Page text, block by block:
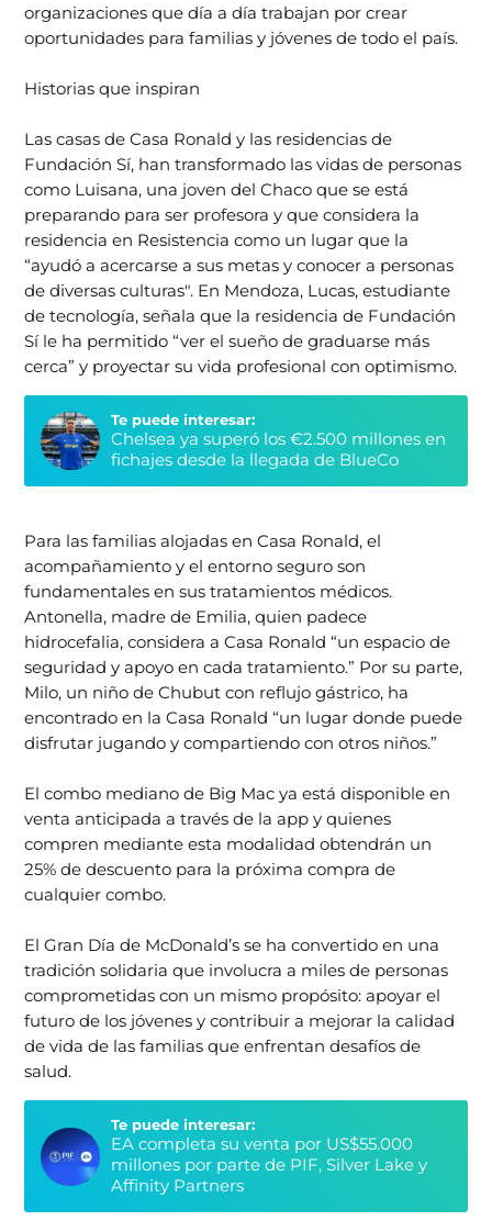
organizaciones que día a día trabajan por crear
oportunidades para familias y jóvenes de todo el país.
Historias que inspiran
Las casas de Casa Ronald y las residencias de
Fundación Sí, han transformado las vidas de personas
como Luisana, una joven del Chaco que se está
preparando para ser profesora y que considera la
residencia en Resistencia como un lugar que la
“ayudó a acercarse a sus metas y conocer a personas
de diversas culturas". En Mendoza, Lucas, estudiante
de tecnología, señala que la residencia de Fundación
Sí le ha permitido “ver el sueño de graduarse más
cerca” y proyectar su vida profesional con optimismo.
Te puede interesar:
Chelsea ya superó los €2.500 millones en
fichajes desde la llegada de BlueCo
Para las familias alojadas en Casa Ronald, el
acompañamiento y el entorno seguro son
fundamentales en sus tratamientos médicos.
Antonella, madre de Emilia, quien padece
hidrocefalia, considera a Casa Ronald “un espacio de
seguridad y apoyo en cada tratamiento.” Por su parte,
Milo, un niño de Chubut con reflujo gástrico, ha
encontrado en la Casa Ronald “un lugar donde puede
disfrutar jugando y compartiendo con otros niños.”
El combo mediano de Big Mac ya está disponible en
venta anticipada a través de la app y quienes
compren mediante esta modalidad obtendrán un
25% de descuento para la próxima compra de
cualquier combo.
El Gran Día de McDonald’s se ha convertido en una
tradición solidaria que involucra a miles de personas
comprometidas con un mismo propósito: apoyar el
futuro de los jóvenes y contribuir a mejorar la calidad
de vida de las familias que enfrentan desafíos de
salud.
Te puede interesar:
EA completa su venta por US$55.000
millones por parte de PIF, Silver Lake y
Affinity Partners